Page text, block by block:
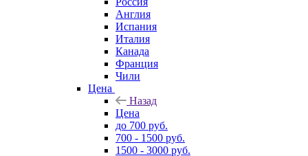
Англия
Испания
Италия
Канада
Франция
Чили
Цена
Назад
Цена
до 700 руб.
700 - 1500 руб.
1500 - 3000 руб.